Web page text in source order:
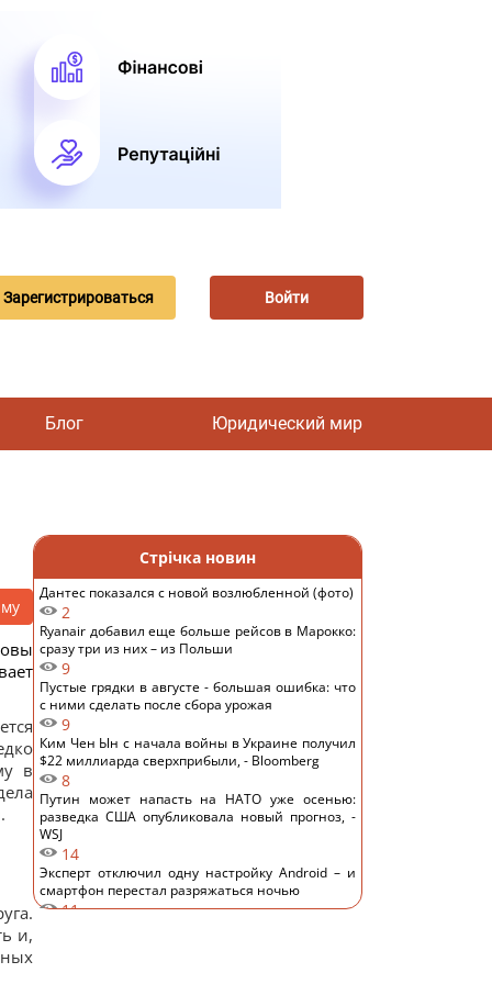
Зарегистрироваться Войти
Блог Юридический мир
в
и,
Стрічка новин
Дантес показался с новой возлюбленной (фото)
2
Ryanair добавил еще больше рейсов в Марокко:
сразу три из них – из Польши
9
Пустые грядки в августе - большая ошибка: что
с ними сделать после сбора урожая
9
Ким Чен Ын с начала войны в Украине получил
$22 миллиарда сверхприбыли, - Bloomberg
8
Путин может напасть на НАТО уже осенью:
разведка США опубликовала новый прогноз, -
WSJ
14
Эксперт отключил одну настройку Android – и
смартфон перестал разряжаться ночью
11